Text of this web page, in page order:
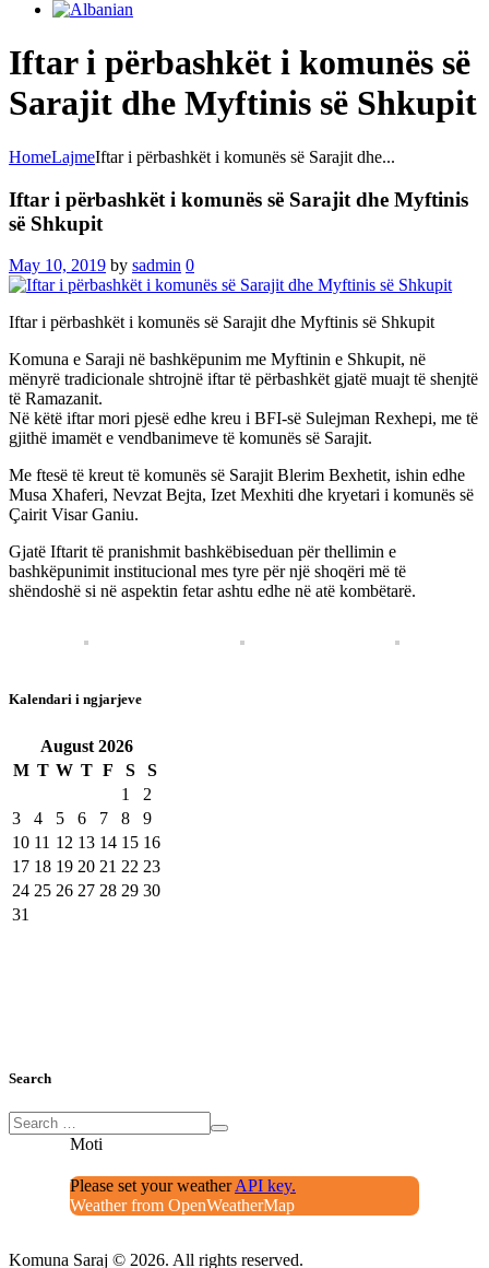
Iftar i përbashkët i komunës së
Sarajit dhe Myftinis së Shkupit
HomeLajmeIftar i përbashkët i komunës së Sarajit dhe...
Iftar i përbashkët i komunës së Sarajit dhe Myftinis
së Shkupit
May 10, 2019 by sadmin 0
Iftar i përbashkët i komunës së Sarajit dhe Myftinis së Shkupit
Komuna e Saraji në bashkëpunim me Myftinin e Shkupit, në
mënyrë tradicionale shtrojnë iftar të përbashkët gjatë muajt të shenjtë
të Ramazanit.
Në këtë iftar mori pjesë edhe kreu i BFI-së Sulejman Rexhepi, me të
gjithë imamët e vendbanimeve të komunës së Sarajit.
Me ftesë të kreut të komunës së Sarajit Blerim Bexhetit, ishin edhe
Musa Xhaferi, Nevzat Bejta, Izet Mexhiti dhe kryetari i komunës së
Çairit Visar Ganiu.
Gjatë Iftarit të pranishmit bashkëbiseduan për thellimin e
bashkëpunimit institucional mes tyre për një shoqëri më të
shëndoshë si në aspektin fetar ashtu edhe në atë kombëtarë.
Kalendari i ngjarjeve
August 2026
M T W T F S
S
1
2
3
4 5 6 7 8
9
10 11 12 13 14 15 16
17 18 19 20 21 22 23
24 25 26 27 28 29 30
31
Search
Moti
Please set your weatherAPI key.
Weather from OpenWeatherMap
Komuna Saraj © 2026. All rights reserved.